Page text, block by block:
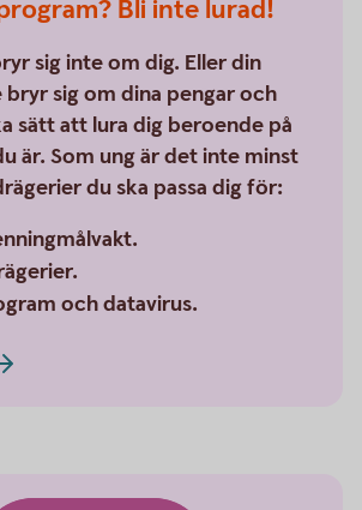
Bli inte lurad!
sig inte om dig. Eller din
bryr sig om dina pengar och
sätt att lura dig beroende på
är. Som ung är det inte minst
du ska passa dig för:
och datavirus.